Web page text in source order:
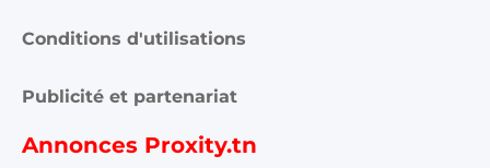
Conditions d'utilisations
Publicité et partenariat
Annonces Proxity.tn